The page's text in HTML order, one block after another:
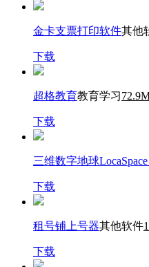
金卡支票打印软件其他
下载
超格教育教育学习
下载
三维数字地球
下载
租号铺上号器其他软件
下载